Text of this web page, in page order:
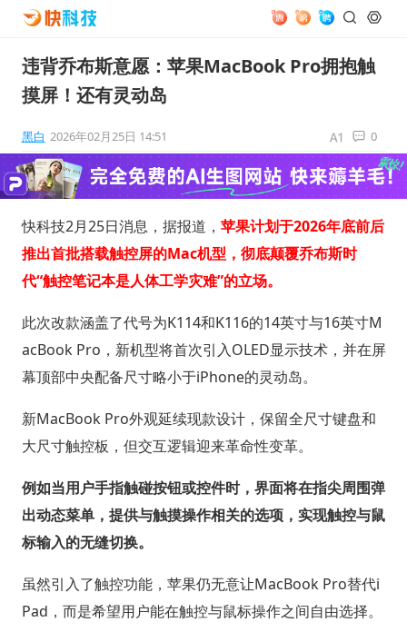
违背乔布斯意愿：苹果MacBook Pro拥抱触
摸屏！还有灵动岛
黑白 2026年02月25日 14:51 0
快科技2月25日消息，据报道， 苹果计划于2026年底前后
推出首批搭载触控屏的Mac机型，彻底颠覆乔布斯时
代“触控笔记本是人体工学灾难”的立场。
此次改款涵盖了代号为K114和K116的14英寸与16英寸M
acBook Pro，新机型将首次引入OLED显示技术，并在屏
幕顶部中央配备尺寸略小于iPhone的灵动岛。
新MacBook Pro外观延续现款设计，保留全尺寸键盘和
大尺寸触控板，但交互逻辑迎来革命性变革。
例如当用户手指触碰按钮或控件时，界面将在指尖周围弹
出动态菜单，提供与触摸操作相关的选项，实现触控与鼠
标输入的无缝切换。
虽然引入了触控功能，苹果仍无意让MacBook Pro替代i
Pad，而是希望用户能在触控与鼠标操作之间自由选择。